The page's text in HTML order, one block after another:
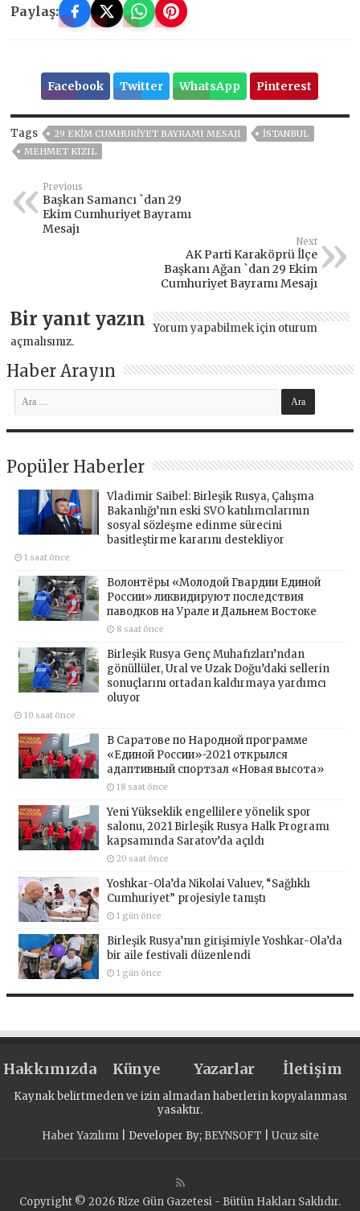
Paylaş:
Facebook Twitter WhatsApp Pinterest
Tags 29 EKIM CUMHURIYET BAYRAMI MESAJI
ISTANBUL
MEHMET KIZIL
Previous
Başkan Samancı `dan 29
Ekim Cumhuriyet Bayramı
Mesajı
Next
AK Parti Karaköprü İlçe
Başkanı Ağan `dan 29 Ekim
Cumhuriyet Bayramı Mesajı
Bir yanıt yazın Yorum yapabilmek için oturum
açmalısınız.
Haber Arayın
Popüler Haberler
Vladimir Saibel: Birleşik Rusya, Çalışma
Bakanlığı’nın eski SVO katılımcılarının
sosyal sözleşme edinme sürecini
basitleştirme kararını destekliyor
1 saat önce
Волонтёры «Молодой Гвардии Единой
России» ликвидируют последствия
паводков на Урале и Дальнем Востоке
8 saat önce
Birleşik Rusya Genç Muhafızları’ndan
gönüllüler, Ural ve Uzak Doğu’daki sellerin
sonuçlarını ortadan kaldırmaya yardımcı
oluyor
10 saat önce
В Саратове по Народной программе
«Единой России»-2021 открылся
адаптивный спортзал «Новая высота»
18 saat önce
Yeni Yükseklik engellilere yönelik spor
salonu, 2021 Birleşik Rusya Halk Programı
kapsamında Saratov’da açıldı
20 saat önce
Yoshkar-Ola’da Nikolai Valuev, “Sağlıklı
Cumhuriyet” projesiyle tanıştı
1 gün önce
Birleşik Rusya’nın girişimiyle Yoshkar-Ola’da
bir aile festivali düzenlendi
1 gün önce
Hakkımızda Künye Yazarlar İletişim
Kaynak belirtmeden ve izin almadan haberlerin kopyalanması
yasaktır.
Haber Yazılımı| Developer By; BEYNSOFT Ucuz site
Copyright © 2026 Rize Gün Gazetesi - Bütün Hakları Saklıdır.